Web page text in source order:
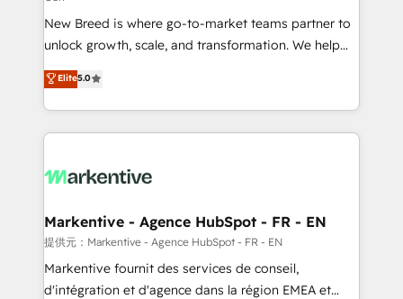
Marketo・Pardot等からの移行、カスタム設計、履歴
データ移行と活用設計まで。 ▸ AEO対応：ChatGPT・
ンツとサイト構造を最適化。 🏆 なぜ100incを選ぶの
か？ ✓ HubSpot Eliteパートナー認定 ✓ HubSpotアワ
ード受賞・HUGリーダー ✓ ISO27001:2022 /
HubSpot大百科 出版 CRM・AI活用に関するご相談、現
せください。
Expert deployment of Breeze AI and custom agents
to automate growth. 🏆 Elite Excellence - 8 platform
accreditations and deep HIPAA-compliance
expertise. - A team of 250+ experts dedicated to
your resilient growth.
New Breed is where go-to-market teams partner to
unlock growth, scale, and transformation. We help
companies activate HubSpot’s AI-powered
customer platform and operationalize HubSpot’s
Loop Marketing framework through expert-led
services, smart agents, and purpose-built apps,
results, fast. ⚙️CRM & RevOps: Align all Hubs to your
🎯Demand Gen & ABM: Drive pipeline with inbound,
ABM, AEO, SEO, & paid media. 👩‍💻Web Design:
Build high-performing websites with UX, messaging,
& conversion strategy that drive results. 🤖AI
Elite5.0
Markentive - Agence HubSpot - FR - EN
提供元：Markentive - Agence HubSpot - FR - EN
Markentive fournit des services de conseil,
d'intégration et d'agence dans la région EMEA et